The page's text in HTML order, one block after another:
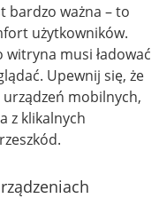
bardzo ważna – to
użytkowników.
musi ładować
Upewnij się, że
mobilnych,
z klikalnych